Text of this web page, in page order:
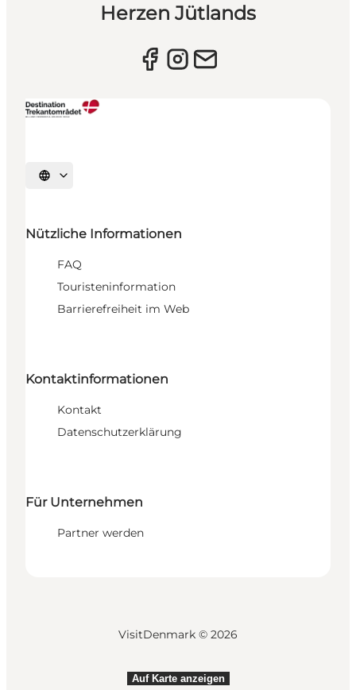
Auf Karte anzeigen
Auf Karte anzeigen
Herzen Jütlands
Sprache auswählen
Nützliche Informationen
FAQ
Touristeninformation
Barrierefreiheit im Web
Kontaktinformationen
Kontakt
Datenschutzerklärung
Für Unternehmen
Partner werden
VisitDenmark © 2026